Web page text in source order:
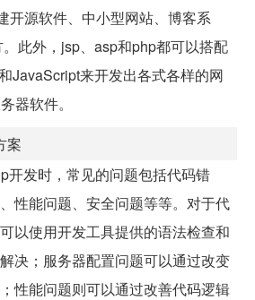
开源软件、中小型网站、博客系
此外，jsp、asp和php都可以搭配
JavaScript来开发出各式各样的网
器软件。
案
开发时，常见的问题包括代码错
性能问题、安全问题等等。对于代
以使用开发工具提供的语法检查和
决；服务器配置问题可以通过改变
性能问题则可以通过改善代码逻辑